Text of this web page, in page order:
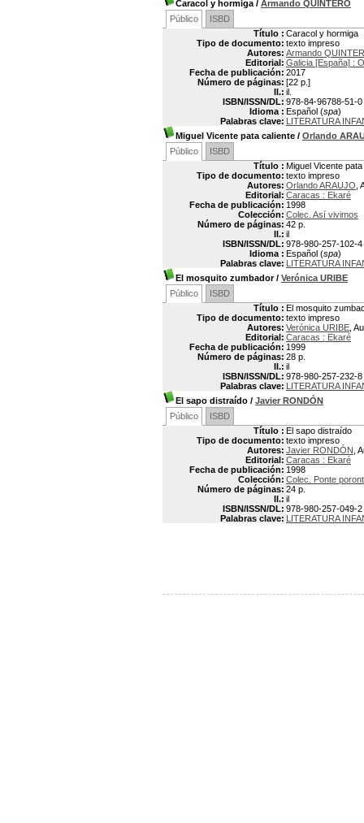
Caracol y hormiga / Armando QUINTERO
Público
ISBD
Título : Caracol y hormiga
Tipo de documento: texto impreso
Autores: Armando
Editorial: Galicia [España] :
Fecha de publicación: 2017
Número de páginas: [22 p.]
Il.: il.
ISBN/ISSN/DL: 978-84-96788-51-0
Idioma : Español (spa)
Palabras clave: LITERATURA
Miguel Vicente pata caliente / Orlando
Público
ISBD
Título : Miguel Vicente
Tipo de documento: texto impreso
Autores: Orlando ARAUJO ,
Editorial: Caracas : Ekaré
Fecha de publicación: 1998
Colección: Colec. Así vivimos
Número de páginas: 42 p.
Il.: il
ISBN/ISSN/DL: 978-980-257-102-4
Idioma : Español (spa)
Palabras clave: LITERATURA
El mosquito zumbador/ Verónica URIBE
Público
ISBD
Título : El mosquito
Tipo de documento: texto impreso
Autores: Verónica URIBE ,
Editorial: Caracas : Ekaré
Fecha de publicación: 1999
Número de páginas: 28 p.
Il.: il
ISBN/ISSN/DL: 978-980-257-232-8
Palabras clave: LITERATURA
El sapo distraído / Javier RONDÓN
Público
ISBD
Título : El sapo distraído
Tipo de documento: texto impreso
Autores: Javier RONDÓN ,
Editorial: Caracas : Ekaré
Fecha de publicación: 1998
Colección: Colec. Ponte
Número de páginas: 24 p.
Il.: il
ISBN/ISSN/DL: 978-980-257-049-2
Palabras clave: LITERATURA